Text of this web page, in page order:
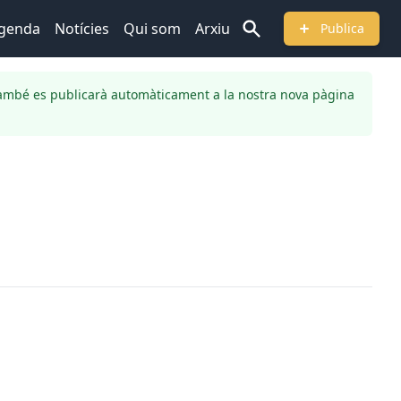
Notícies Qui som Arxiu Publica
es publicarà automàticament a la nostra nova pàgina